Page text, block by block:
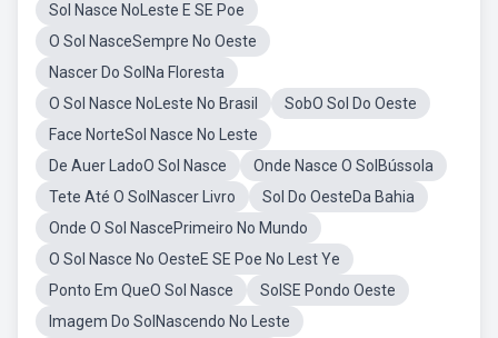
Sol Nasce NoLeste E SE Poe
O Sol NasceSempre No Oeste
Nascer Do SolNa Floresta
O Sol Nasce NoLeste No Brasil
SobO Sol Do Oeste
Face NorteSol Nasce No Leste
De Auer LadoO Sol Nasce
Onde Nasce O SolBússola
Tete Até O SolNascer Livro
Sol Do OesteDa Bahia
Onde O Sol NascePrimeiro No Mundo
O Sol Nasce No OesteE SE Poe No Lest Ye
Ponto Em QueO Sol Nasce
SolSE Pondo Oeste
Imagem Do SolNascendo No Leste